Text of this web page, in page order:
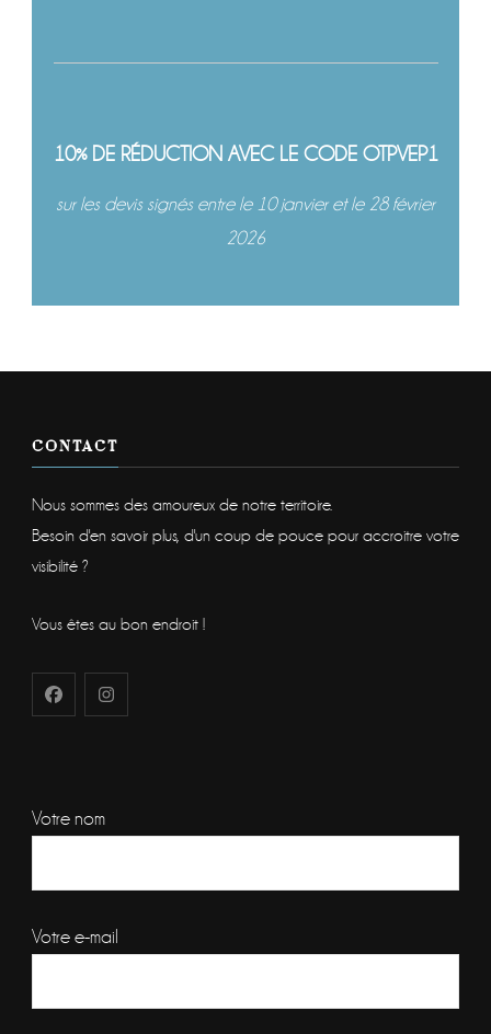
10% DE RÉDUCTION AVEC LE CODE OTPVEP1
sur les devis signés entre le 10 janvier et le 28 février
2026
CONTACT
Nous sommes des amoureux de notre territoire.
Besoin d'en savoir plus, d'un coup de pouce pour accroitre votre
visibilité ?
Vous êtes au bon endroit !
Votre nom
Votre e-mail